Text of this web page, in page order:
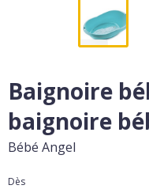
Baignoire
baignoire
Bébé Angel
Dès